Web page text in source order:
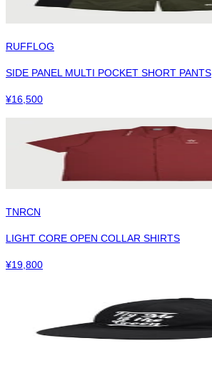
RUFFLOG
SIDE PANEL MULTI POCKET SHORT PANTS
¥16,500
TNRCN
LIGHT CORE OPEN COLLAR SHIRTS
¥19,800